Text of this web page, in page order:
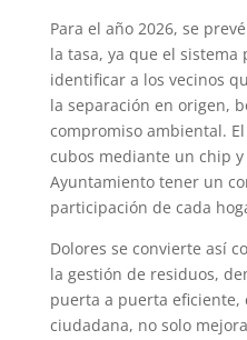
Para el año 2026, se
la tasa, ya que el
identificar a los vecinos
la separación en origen,
compromiso ambiental.
cubos mediante un chip
Ayuntamiento tener un
participación de cada
Dolores se convierte así
la gestión de residuos,
puerta a puerta eficiente,
ciudadana, no solo